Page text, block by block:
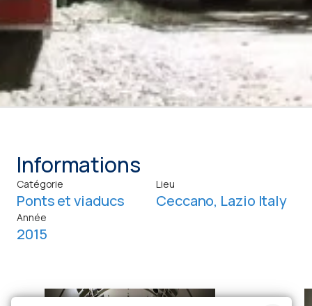
Informations
Catégorie
Ponts et viaducs
Lieu
Ceccano, Lazio Italy
Année
2015